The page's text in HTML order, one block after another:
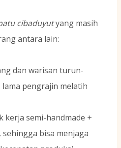
cibaduyutyang masih
antara lain:
dan warisan turun-
pengrajin melatih
kerja semi-handmade +
bisa menjaga